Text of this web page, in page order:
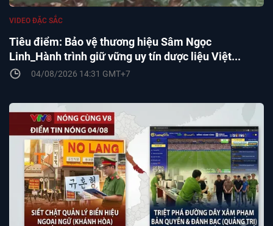
Tiêu điểm: Bảo vệ thương hiệu Sâm Ngọc
Linh_Hành trình giữ vững uy tín dược liệu Việt...
VIDEO ĐẶC SẮC
04/08/2026 14:31 GMT+7